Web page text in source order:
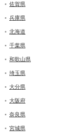
佐賀県
兵庫県
北海道
千葉県
和歌山県
埼玉県
大分県
大阪府
奈良県
宮城県